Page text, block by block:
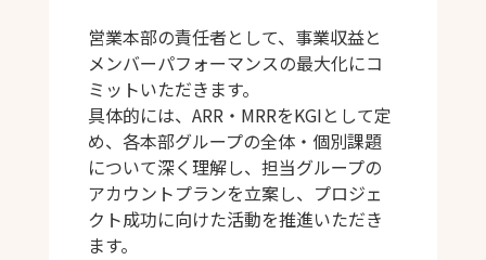
営業本部の責任者として、事業収益と
メンバーパフォーマンスの最大化にコ
ミットいただきます。
具体的には、ARR・MRRをKGIとして定
め、各本部グループの全体・個別課題
について深く理解し、担当グループの
アカウントプランを立案し、プロジェ
クト成功に向けた活動を推進いただき
ます。